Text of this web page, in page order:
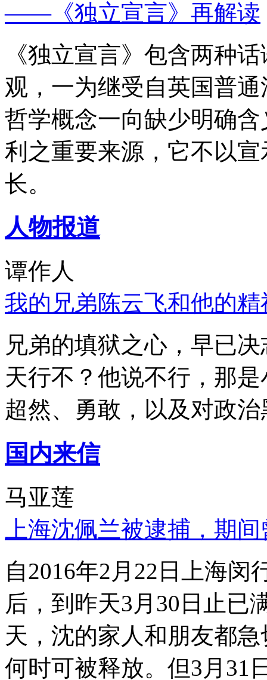
——《独立宣言》再解读
《独立宣言》包含两种
观，一为继受自英国普
哲学概念一向缺少明确
利之重要来源，它不以
长。
人物报道
谭作人
我的兄弟陈云飞和他的
兄弟的填狱之心，早已
天行不？他说不行，那
超然、勇敢，以及对政
国内来信
马亚莲
上海沈佩兰被逮捕，期
自2016年2月22日上海
后，到昨天3月30日止已
天，沈的家人和朋友都
何时可被释放。但3月31